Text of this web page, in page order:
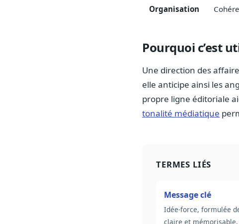
Organisation
Pourquoi c’est
Une direction des
elle anticipe ainsi les
propre ligne éditoriale
tonalité médiatique
TERMES LIÉS
Message clé
Idée-force, formulée
claire et mémorisable,